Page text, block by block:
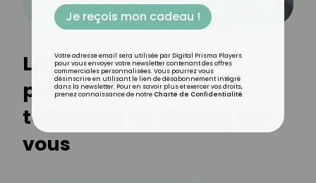
Le surnom de votre
partenaire dans votre
téléphone en dit long sur
vous
Je reçois mon cadeau !
Votre adresse email sera utilisée par Digital Prisma Players
pour vous envoyer votre newsletter contenant des offres
commerciales personnalisées. Vous pourrez vous
désinscrire en utilisant le lien de désabonnement intégré
dans la newsletter. Pour en savoir plus et exercer vos droits,
prenez connaissance de notre Charte de Confidentialité.